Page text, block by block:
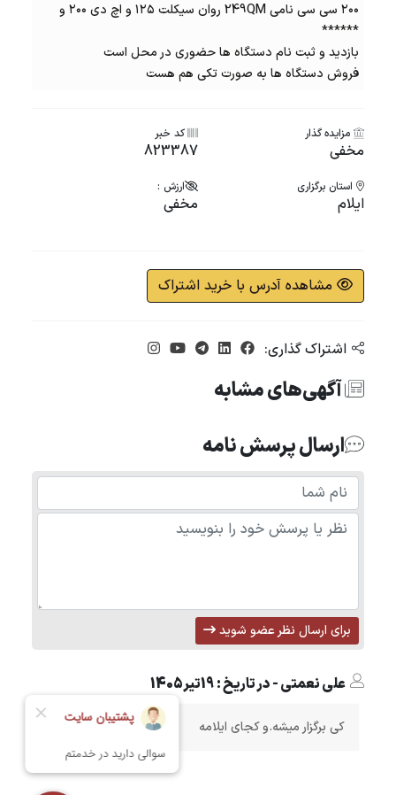
۲۰۰ سی سی نامی 249QM روان سیکلت ۱۲۵ و اچ دی ۲۰۰ و
******
بازدید و ثبت نام دستگاه ها حضوری در محل است
فروش دستگاه ها به صورت تکی هم هست
مزایده گذار
مخفی
کد خبر
823387
استان برگزاری
ایلام
ارزش :
مخفی
مشاهده آدرس با خرید اشتراک
اشتراک گذاری:
آگهی‌های مشابه
ارسال پرسش نامه
برای ارسال نظر عضو شوید
علی نعمتی - در تاریخ : 19تیر1405
کی برگزار میشه.و کجای ایلامه